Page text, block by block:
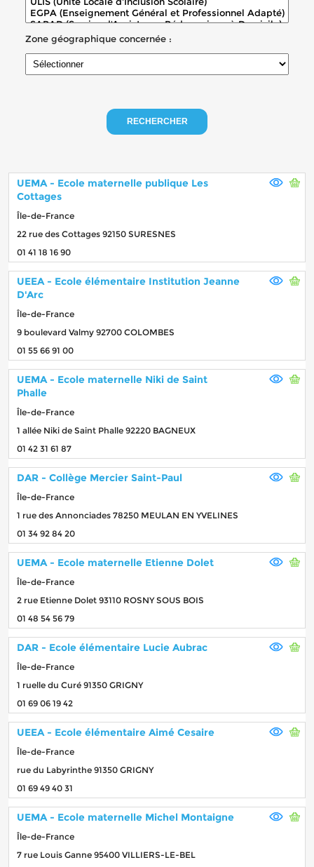
Zone géographique concernée :
RECHERCHER
UEMA - Ecole maternelle publique Les
Cottages
Île-de-France
22 rue des Cottages 92150 SURESNES
01 41 18 16 90
UEEA - Ecole élémentaire Institution Jeanne
D'Arc
Île-de-France
9 boulevard Valmy 92700 COLOMBES
01 55 66 91 00
UEMA - Ecole maternelle Niki de Saint
Phalle
Île-de-France
1 allée Niki de Saint Phalle 92220 BAGNEUX
01 42 31 61 87
DAR - Collège Mercier Saint-Paul
Île-de-France
1 rue des Annonciades 78250 MEULAN EN YVELINES
01 34 92 84 20
UEMA - Ecole maternelle Etienne Dolet
Île-de-France
2 rue Etienne Dolet 93110 ROSNY SOUS BOIS
01 48 54 56 79
DAR - Ecole élémentaire Lucie Aubrac
Île-de-France
1 ruelle du Curé 91350 GRIGNY
01 69 06 19 42
UEEA - Ecole élémentaire Aimé Cesaire
Île-de-France
rue du Labyrinthe 91350 GRIGNY
01 69 49 40 31
UEMA - Ecole maternelle Michel Montaigne
Île-de-France
7 rue Louis Ganne 95400 VILLIERS-LE-BEL